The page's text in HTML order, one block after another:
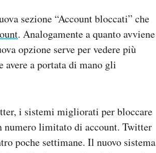
sezione “Account bloccati” che
. Analogamente a quanto avviene
opzione serve per vedere più
a portata di mano gli
i sistemi migliorati per bloccare
numero limitato di account. Twitter
poche settimane. Il nuovo sistema